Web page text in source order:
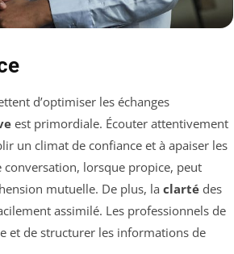
d’optimiser les échanges
est primordiale. Écouter attentivement
un climat de confiance et à apaiser les
conversation, lorsque propice, peut
mutuelle. De plus, la clarté des
assimilé. Les professionnels de
et de structurer les informations de